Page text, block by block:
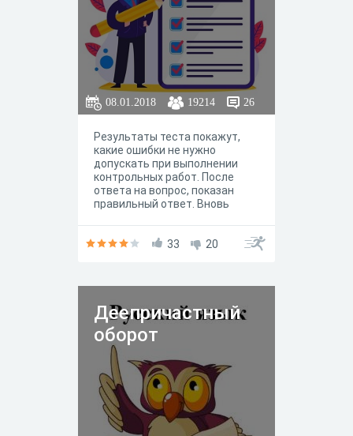
08.01.2018 19214 26
Результаты теста покажут,
какие ошибки не нужно
допускать при выполнении
контрольных работ. После
ответа на вопрос, показан
правильный ответ. Вновь
33
20
Деепричастный
оборот